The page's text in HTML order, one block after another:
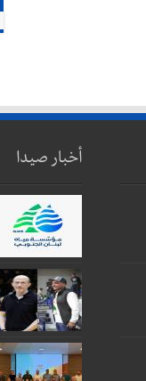
أخبار صيدا